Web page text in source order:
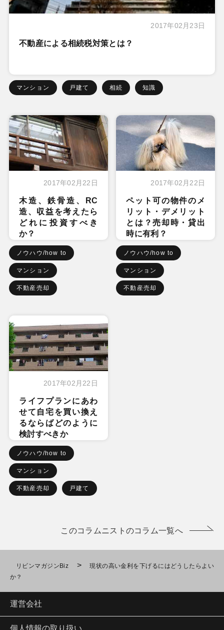
2017年02月23日
不動産による相続税対策とは？
マンション 戸建て 相続 知識
2017年02月22日
木造、鉄骨造、RC
造、収益を考えたら
どれに投資すべき
か？
ノウハウ/how to
マンション
不動産売却
2017年02月22日
ペット可の物件のメ
リット・デメリット
とは？売却時・貸出
時に有利？
ノウハウ/how to
マンション
不動産売却
2017年02月22日
ライフプランにあわ
せて自宅を買い換え
るならばどのように
検討すべきか
ノウハウ/how to
マンション
不動産売却 戸建て
このコラムニストのコラム一覧へ
リビンマガジンBiz >
現状の高い金利を下げるにはどうしたらよい
か？
運営会社
個人情報の取り扱い